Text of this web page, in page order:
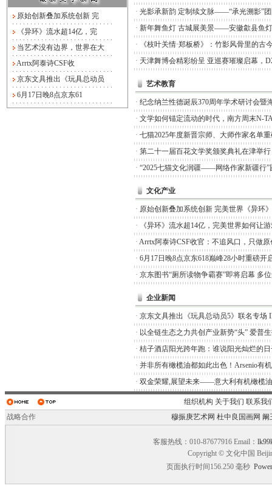
原始创新叠加系统创新 完
《异环》流水超14亿，完
当艺术没有边界，世界在大
Arrtx阿泰诗CSF收
京东文具推出《玩具总动员
6月17日晚8点京东61
· 光影承新韵 定制续文脉——“承光溯影”
· 新年舞鱼灯 古城展美景——安徽歙县鱼
·
《枝叶关情·郑板桥》：竹影风骨里的古
· 天津舞博会精彩纷呈 亚巡赛璀璨启幕，
艺术教育
· 纪念纳兰性德诞辰370周年学术研讨会暨
· 文学如何锚定流动的时代，南方周末N-
· 七猫2025年度新晋宗师、大师作家名单
· 第二十一届百花文学奖颁奖典礼在津举行
· “2025七猫文化润疆——网络作家新疆行”
文化产业
· 原始创新叠加系统创新 完美世界《异环
·
《异环》流水超14亿，完美世界如何让游
· Arrtx阿泰诗CSF收官：不追风口，只做原
· 6月17日晚8点京东618巅峰28小时重磅开
· 京东图书“厕所读物争霸赛”即将启幕 多
企业新闻
· 京东文具推出《玩具总动员5》联名专场
· 以全链生态之力共创产业新势“头” 爱普
· 桔子酒店阳光跨年跑：谁说阳光灿烂的
· 并非所有橄榄油都如此出色！Arsenio有
· 双金荣耀,展望未来——意大利有机橄榄
组织机构 关于我们 联系我
战略合作
穆振庚艺术网 杜中良国画网 阚
客服热线：010-87677916 Email：
Copyright © 文化中国
页面执行时间156.250 毫秒